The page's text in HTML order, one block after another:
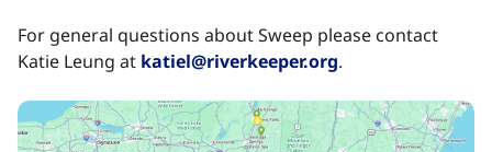
For general questions about Sweep please contact
Katie Leung at ​​​​‌ ‍ ​‍​‍‌‍ ‌ ​‍‌‍‍‌‌‍‌ ‌‍‍‌‌‍ ‍​‍​‍​ ‍‍​‍​‍‌ ​ ‌‍​‌‌‍ ‍‌‍‍‌‌ ‌​‌ ‍‌​‍ ‍‌‍‍‌‌‍ ​‍​‍​‍ ​​‍​‍‌‍‍​‌ ​‍‌‍‌‌‌‍‌‍​‍​‍​ ‍‍​‍​‍‌‍‍​‌ ‌​‌ ‌​‌ ​​‌ ​ ​ ‍‍​‍ ​‍ ‌‍​ ‌‍ ‌‌ ​ ​‍ ‍‌‍ ‌‌‍​‌‌‍‍‌‌‍ ‍​‍ ‍​ ​‍​ ​​​ ​‍​ ‌​‌ ​‍‌‍‌‌‌‍‌​‌‍‌‌‌ ​ ‌‍‍‌‌‍‌ ‌‍ ‍​‍ ‍‌ ​‍‌‍‍‌‌ ‌‍‌‍‌‌‌ ​‍‌‍‍ ‌‍‌‌‌‍‌‌‌ ​​‌‍‌‌‌ ​‍​‍ ‍‌‍ ‌ ​‍‌‍‌ ​‍ ‌‍‍‌‌‍ ‍‌ ‌​‌‍‌‌‌‍ ‍‌ ‌​​‍ ‌‍‌‌‌‍‌​‌‍‍‌‌ ‌​​‍ ‌‍ ‌‌‍ ‌‍‌​‌‍‌‌​ ‌‌ ​​‌ ​‍‌‍‌‌‌ ​ ‌‍‌‌‌‍ ‍‌ ‌​‌‍​‌‌ ‌​‌‍‍‌‌‍ ‌‍ ‍​ ‍ ‌‍‍‌‌‍‌​​ ‌‌‍‌‍​ ‌ ​ ​‍​ ‌‍​ ​​​ ‍‌‌‍‌​​ ​‌​‍ ‌​ ‌​​ ‌‌​ ‌​​ ‍‌​‍ ‌​ ‌​​ ‍​​ ‌ ​ ​​​‍ ‌‌‍​‌​ ‌​‌‍‌‍​ ‍‌​‍ ‌​ ​ ​ ‌‌​ ​ ‌‍‌​​ ‌‌‌‍‌‌‌‍​‍​ ​‌​ ‌‌‌‍​ ‌‍‌​​ ‌‍​ ‍ ‌ ‌​‌ ‍‌‌ ​​‌‍‌‌​ ‌‌‍‌‌‌ ‌‍‌‍‌‌‌‍ ‍‌ ‌​​ ‍ ‌ ​​‌‍​‌‌ ‌​‌‍‍​​ ‌‌‍​ ‌‍ ‌‍ ‍‌ ‌​‌‍‌‌‌‍ ‍‌ ‌​​‍‌‌​ ‌‌‌​​‍‌‌ ‌‍‍ ‌‍‌‌‌ ‍‌​‍‌‌​ ​ ‌​‌​​‍‌‌​ ​ ‌​‌​​‍‌‌​ ​‍​ ​‍​ ​‍​ ​​​ ​ ​ ‌‌‌‍​‌‌‍​ ​ ‌​​ ‌​​ ‌ ‌‍​ ​ ‍​‌‍‌‌​‍‌‌​ ​‍​ ​‍​‍‌‌​ ‌‌‌​‌​​‍ ‍‌‍​ ‌‍‍​‌‍‍‌‌‍ ​‌‍‌​‌ ​‍‌‍‌‌‌‍ ‍​‍‌‌​ ‌‌‌​​‍‌‌ ‌‍‍ ‌‍‌‌‌ ‍‌​‍‌‌​ ​ ‌​‌​​‍‌‌​ ​ ‌​‌​​‍‌‌​ ​‍​ ​‍​ ​‍‌‍​ ​ ​ ​ ​ ​ ​ ​ ‌‌​ ‌​​ ​​​ ‌ ​ ​‍​ ‍‌‌‍‌‍​‍‌‌​ ​‍​ ​‍​‍‌‌​ ‌‌‌​‌​​‍ ‍‌ ‌​‌‍‌‌‌ ‍​‌ ‌​​ ‌‍​‍‌‍​‌‌ ​ ‌‍‌‌‌‌‌‌‌ ​‍‌‍ ​​ ‌‌‍‍​‌ ‌​‌ ‌​‌ ​​‌ ​ ​‍‌‌​ ​ ‌​​‌​‍‌‌​ ​‍‌​‌‍​‍‌‌​ ​‍‌​‌‍‌‍​ ‌‍ ‌‌ ​ ​‍ ‍‌‍ ‌‌‍​‌‌‍‍‌‌‍ ‍​‍ ‍​ ​‍​ ​​​ ​‍​ ‌​‌ ​‍‌‍‌‌‌‍‌​‌‍‌‌‌ ​ ‌‍‍‌‌‍‌ ‌‍ ‍​‍ ‍‌ ​‍‌‍‍‌‌ ‌‍‌‍‌‌‌ ​‍‌‍‍ ‌‍‌‌‌‍‌‌‌ ​​‌‍‌‌‌ ​‍​‍ ‍‌‍ ‌ ​‍‌‍‌ ​‍‌‍‌‍‍‌‌‍‌​​ ‌‌‍‌‍​ ‌ ​ ​‍​ ‌‍​ ​​​ ‍‌‌‍‌​​ ​‌​‍ ‌​ ‌​​ ‌‌​ ‌​​ ‍‌​‍ ‌​ ‌​​ ‍​​ ‌ ​ ​​​‍ ‌‌‍​‌​ ‌​‌‍‌‍​ ‍‌​‍ ‌​ ​ ​ ‌‌​ ​ ‌‍‌​​ ‌‌‌‍‌‌‌‍​‍​ ​‌​ ‌‌‌‍​ ‌‍‌​​ ‌‍​‍‌‍‌ ‌​‌ ‍‌‌ ​​‌‍‌‌​ ‌‌‍‌‌‌ ‌‍‌‍‌‌‌‍ ‍‌ ‌​​‍‌‍‌ ​​‌‍​‌‌ ‌​‌‍‍​​ ‌‌‍​ ‌‍ ‌‍ ‍‌ ‌​‌‍‌‌‌‍ ‍‌ ‌​​‍‌‌​ ‌‌‌​​‍‌‌ ‌‍‍ ‌‍‌‌‌ ‍‌​‍‌‌​ ​ ‌​‌​​‍‌‌​ ​ ‌​‌​​‍‌‌​ ​‍​ ​‍​ ​‍​ ​​​ ​ ​ ‌‌‌‍​‌‌‍​ ​ ‌​​ ‌​​ ‌ ‌‍​ ​ ‍​‌‍‌‌​‍‌‌​ ​‍​ ​‍​‍‌‌​ ‌‌‌​‌​​‍ ‍‌‍​ ‌‍‍​‌‍‍‌‌‍ ​‌‍‌​‌ ​‍‌‍‌‌‌‍ ‍​‍‌‌​ ‌‌‌​​‍‌‌ ‌‍‍ ‌‍‌‌‌ ‍‌​‍‌‌​ ​ ‌​‌​​‍‌‌​ ​ ‌​‌​​‍‌‌​ ​‍​ ​‍​ ​‍‌‍​ ​ ​ ​ ​ ​ ​ ​ ‌‌​ ‌​​ ​​​ ‌ ​ ​‍​ ‍‌‌‍‌‍​‍‌‌​ ​‍​ ​‍​‍‌‌​ ‌‌‌​‌​​‍ ‍‌ ‌​‌‍‌‌‌ ‍​‌ ‌​​‍‌‍‌ ​​‌‍‌‌‌ ​‍‌ ​ ‌ ​​‌‍‌‌‌‍​ ‌ ‌​‌‍‍‌‌ ‌‍‌‍‌‌​ ‌‌ ​​‌ ‌‌‌‍​‍‌‍ ​‌‍‍‌‌ ​ ‌‍‍​‌‍‌‌‌‍‌​​‍​‍‌ ‌ katiel@riverkeeper.org​​​​‌ ‍ ​‍​‍‌‍ ‌ ​‍‌‍‍‌‌‍‌ ‌‍‍‌‌‍ ‍​‍​‍​ ‍‍​‍​‍‌ ​ ‌‍​‌‌‍ ‍‌‍‍‌‌ ‌​‌ ‍‌​‍ ‍‌‍‍‌‌‍ ​‍​‍​‍ ​​‍​‍‌‍‍​‌ ​‍‌‍‌‌‌‍‌‍​‍​‍​ ‍‍​‍​‍‌‍‍​‌ ‌​‌ ‌​‌ ​​‌ ​ ​ ‍‍​‍ ​‍ ‌‍​ ‌‍ ‌‌ ​ ​‍ ‍‌‍ ‌‌‍​‌‌‍‍‌‌‍ ‍​‍ ‍​ ​‍​ ​​​ ​‍​ ‌​‌ ​‍‌‍‌‌‌‍‌​‌‍‌‌‌ ​ ‌‍‍‌‌‍‌ ‌‍ ‍​‍ ‍‌ ​‍‌‍‍‌‌ ‌‍‌‍‌‌‌ ​‍‌‍‍ ‌‍‌‌‌‍‌‌‌ ​​‌‍‌‌‌ ​‍​‍ ‍‌‍ ‌ ​‍‌‍‌ ​‍ ‌‍‍‌‌‍ ‍‌ ‌​‌‍‌‌‌‍ ‍‌ ‌​​‍ ‌‍‌‌‌‍‌​‌‍‍‌‌ ‌​​‍ ‌‍ ‌‌‍ ‌‍‌​‌‍‌‌​ ‌‌ ​​‌ ​‍‌‍‌‌‌ ​ ‌‍‌‌‌‍ ‍‌ ‌​‌‍​‌‌ ‌​‌‍‍‌‌‍ ‌‍ ‍​ ‍ ‌‍‍‌‌‍‌​​ ‌‌‍‌‍​ ‌ ​ ​‍​ ‌‍​ ​​​ ‍‌‌‍‌​​ ​‌​‍ ‌​ ‌​​ ‌‌​ ‌​​ ‍‌​‍ ‌​ ‌​​ ‍​​ ‌ ​ ​​​‍ ‌‌‍​‌​ ‌​‌‍‌‍​ ‍‌​‍ ‌​ ​ ​ ‌‌​ ​ ‌‍‌​​ ‌‌‌‍‌‌‌‍​‍​ ​‌​ ‌‌‌‍​ ‌‍‌​​ ‌‍​ ‍ ‌ ‌​‌ ‍‌‌ ​​‌‍‌‌​ ‌‌‍‌‌‌ ‌‍‌‍‌‌‌‍ ‍‌ ‌​​ ‍ ‌ ​​‌‍​‌‌ ‌​‌‍‍​​ ‌‌‍​ ‌‍ ‌‍ ‍‌ ‌​‌‍‌‌‌‍ ‍‌ ‌​​‍‌‌​ ‌‌‌​​‍‌‌ ‌‍‍ ‌‍‌‌‌ ‍‌​‍‌‌​ ​ ‌​‌​​‍‌‌​ ​ ‌​‌​​‍‌‌​ ​‍​ ​‍​ ​‍​ ​​​ ​ ​ ‌‌‌‍​‌‌‍​ ​ ‌​​ ‌​​ ‌ ‌‍​ ​ ‍​‌‍‌‌​‍‌‌​ ​‍​ ​‍​‍‌‌​ ‌‌‌​‌​​‍ ‍‌‍​ ‌‍‍​‌‍‍‌‌‍ ​‌‍‌​‌ ​‍‌‍‌‌‌‍ ‍​‍‌‌​ ‌‌‌​​‍‌‌ ‌‍‍ ‌‍‌‌‌ ‍‌​‍‌‌​ ​ ‌​‌​​‍‌‌​ ​ ‌​‌​​‍‌‌​ ​‍​ ​‍‌‍​ ​ ​​‌‍​‍​ ‌‌​ ​ ​ ‌‌‌‍​ ​ ‍‌​ ‌​‌‍​ ​ ‌ ​ ‌‌​‍‌‌​ ​‍​ ​‍​‍‌‌​ ‌‌‌​‌​​‍ ‍‌ ‌​‌‍‌‌‌ ‍​‌ ‌​​ ‌‍​‍‌‍​‌‌ ​ ‌‍‌‌‌‌‌‌‌ ​‍‌‍ ​​ ‌‌‍‍​‌ ‌​‌ ‌​‌ ​​‌ ​ ​‍‌‌​ ​ ‌​​‌​‍‌‌​ ​‍‌​‌‍​‍‌‌​ ​‍‌​‌‍‌‍​ ‌‍ ‌‌ ​ ​‍ ‍‌‍ ‌‌‍​‌‌‍‍‌‌‍ ‍​‍ ‍​ ​‍​ ​​​ ​‍​ ‌​‌ ​‍‌‍‌‌‌‍‌​‌‍‌‌‌ ​ ‌‍‍‌‌‍‌ ‌‍ ‍​‍ ‍‌ ​‍‌‍‍‌‌ ‌‍‌‍‌‌‌ ​‍‌‍‍ ‌‍‌‌‌‍‌‌‌ ​​‌‍‌‌‌ ​‍​‍ ‍‌‍ ‌ ​‍‌‍‌ ​‍‌‍‌‍‍‌‌‍‌​​ ‌‌‍‌‍​ ‌ ​ ​‍​ ‌‍​ ​​​ ‍‌‌‍‌​​ ​‌​‍ ‌​ ‌​​ ‌‌​ ‌​​ ‍‌​‍ ‌​ ‌​​ ‍​​ ‌ ​ ​​​‍ ‌‌‍​‌​ ‌​‌‍‌‍​ ‍‌​‍ ‌​ ​ ​ ‌‌​ ​ ‌‍‌​​ ‌‌‌‍‌‌‌‍​‍​ ​‌​ ‌‌‌‍​ ‌‍‌​​ ‌‍​‍‌‍‌ ‌​‌ ‍‌‌ ​​‌‍‌‌​ ‌‌‍‌‌‌ ‌‍‌‍‌‌‌‍ ‍‌ ‌​​‍‌‍‌ ​​‌‍​‌‌ ‌​‌‍‍​​ ‌‌‍​ ‌‍ ‌‍ ‍‌ ‌​‌‍‌‌‌‍ ‍‌ ‌​​‍‌‌​ ‌‌‌​​‍‌‌ ‌‍‍ ‌‍‌‌‌ ‍‌​‍‌‌​ ​ ‌​‌​​‍‌‌​ ​ ‌​‌​​‍‌‌​ ​‍​ ​‍​ ​‍​ ​​​ ​ ​ ‌‌‌‍​‌‌‍​ ​ ‌​​ ‌​​ ‌ ‌‍​ ​ ‍​‌‍‌‌​‍‌‌​ ​‍​ ​‍​‍‌‌​ ‌‌‌​‌​​‍ ‍‌‍​ ‌‍‍​‌‍‍‌‌‍ ​‌‍‌​‌ ​‍‌‍‌‌‌‍ ‍​‍‌‌​ ‌‌‌​​‍‌‌ ‌‍‍ ‌‍‌‌‌ ‍‌​‍‌‌​ ​ ‌​‌​​‍‌‌​ ​ ‌​‌​​‍‌‌​ ​‍​ ​‍‌‍​ ​ ​​‌‍​‍​ ‌‌​ ​ ​ ‌‌‌‍​ ​ ‍‌​ ‌​‌‍​ ​ ‌ ​ ‌‌​‍‌‌​ ​‍​ ​‍​‍‌‌​ ‌‌‌​‌​​‍ ‍‌ ‌​‌‍‌‌‌ ‍​‌ ‌​​‍‌‍‌ ​​‌‍‌‌‌ ​‍‌ ​ ‌ ​​‌‍‌‌‌‍​ ‌ ‌​‌‍‍‌‌ ‌‍‌‍‌‌​ ‌‌ ​​‌ ‌‌‌‍​‍‌‍ ​‌‍‍‌‌ ​ ‌‍‍​‌‍‌‌‌‍‌​​‍​‍‌ ‌.